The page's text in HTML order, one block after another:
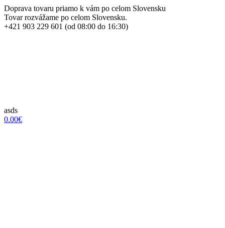
Doprava tovaru priamo k vám po celom Slovensku
Tovar rozvážame po celom Slovensku.
+421 903 229 601 (od 08:00 do 16:30)
asds
0.00€